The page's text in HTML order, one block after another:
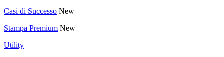
Casi di Successo New
Stampa Premium New
Utility